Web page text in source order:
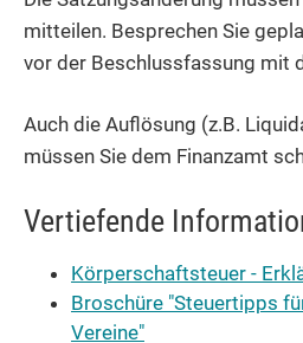
mitteilen. Besprechen Sie
vor der Beschlussfassung mit
Auch die Auflösung (z.B.
müssen Sie dem Finanzamt
Vertiefende
Körperschaftsteuer -
Broschüre "Steuertipps
Vereine"